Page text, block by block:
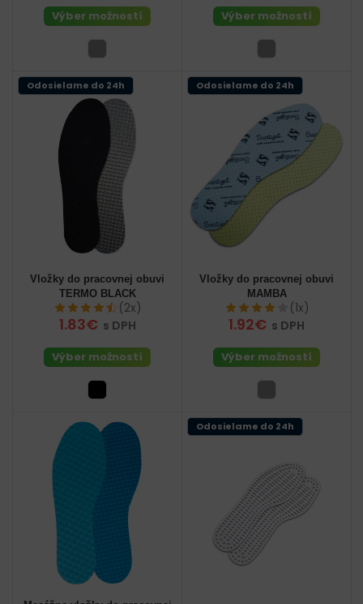
Výber možností Výber možností
Odosielame do 24h
Vložky do pracovnej obuvi
TERMO BLACK
(2x)
1.83€ s DPH
Výber možností
Odosielame do 24h
Vložky do pracovnej obuvi
MAMBA
(1x)
1.92€ s DPH
Výber možností
Odosielame do 24h